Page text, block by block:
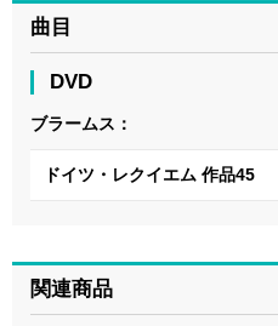
曲目
DVD
ブラームス：
ドイツ・レクイエム 作品45
関連商品